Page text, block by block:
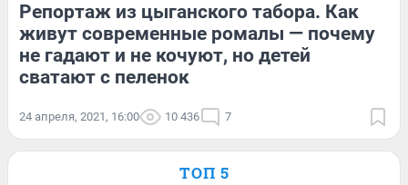
Репортаж из цыганского табора. Как
живут современные ромалы — почему
не гадают и не кочуют, но детей
сватают с пеленок
24 апреля, 2021, 16:00 10 436 7
ТОП 5